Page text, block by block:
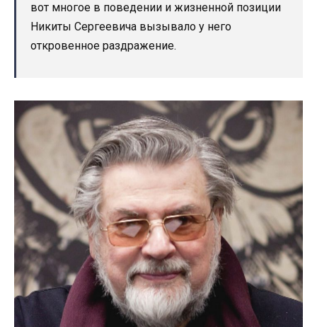
вот многое в поведении и жизненной позиции
Никиты Сергеевича вызывало у него
откровенное раздражение.